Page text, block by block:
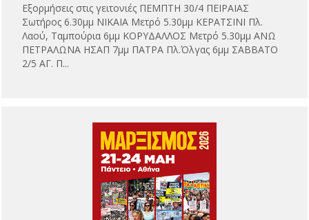
Εξορμήσεις στις γειτονιές ΠΕΜΠΤΗ 30/4 ΠΕΙΡΑΙΑΣ
Σωτήρος 6.30μμ ΝΙΚΑΙΑ Μετρό 5.30μμ ΚΕΡΑΤΣΙΝΙ Πλ.
Λαού, Ταμπούρια 6μμ ΚΟΡΥΔΑΛΛΟΣ Μετρό 5.30μμ ΑΝΩ
ΠΕΤΡΑΛΩΝΑ ΗΣΑΠ 7μμ ΠΑΤΡΑ Πλ.Όλγας 6μμ ΣΑΒΒΑΤΟ
2/5 ΑΓ. Π...